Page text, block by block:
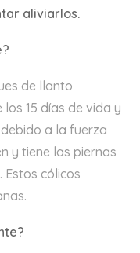
aliviarlos.
de llanto
15 días de vida y
debido a la fuerza
y tiene las piernas
cólicos